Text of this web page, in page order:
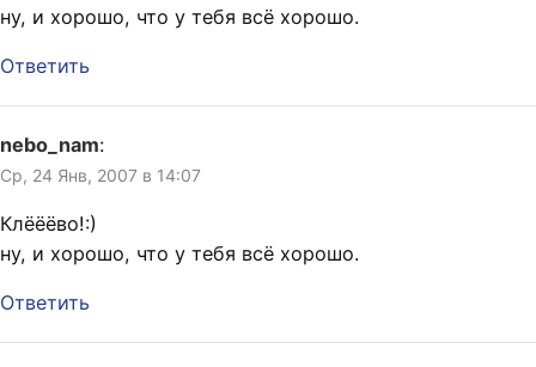
ну, и хорошо, что у тебя всё хорошо.
Ответить
nebo_nam:
Ср, 24 Янв, 2007 в 14:07
Клёёёво!:)
ну, и хорошо, что у тебя всё хорошо.
Ответить